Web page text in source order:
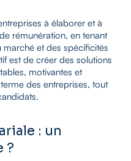
à élaborer et à
rémunération, en tenant
et des spécificités
est de créer des solutions
motivantes et
des entreprises, tout
: un
?